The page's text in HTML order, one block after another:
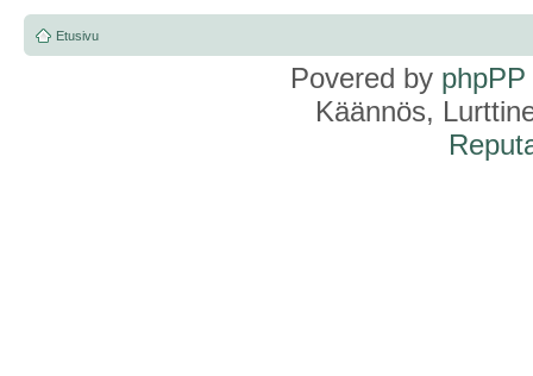
Etusivu
Povered by phpPP
Käännös,